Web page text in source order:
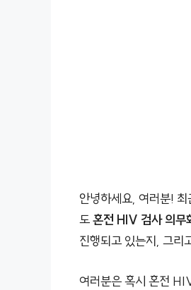
안녕하세요, 여러분!
도혼전 HIV 검사 의무
진행되고 있는지, 그리
여러분은 혹시 혼전